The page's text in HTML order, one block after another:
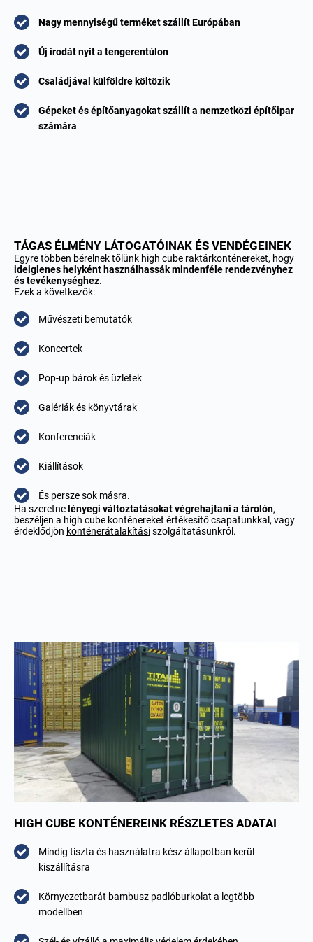
Nagy mennyiségű terméket szállít Európában
Új irodát nyit a tengerentúlon
Családjával külföldre költözik
Gépeket és építőanyagokat szállít a nemzetközi építőipar
számára
TÁGAS ÉLMÉNY LÁTOGATÓINAK ÉS VENDÉGEINEK
Egyre többen bérelnek tőlünk high cube raktárkonténereket, hogy
ideiglenes helyként használhassák mindenféle rendezvényhez
és tevékenységhez.
Ezek a következők:
Művészeti bemutatók
Koncertek
Pop-up bárok és üzletek
Galériák és könyvtárak
Konferenciák
Kiállítások
És persze sok másra.
Ha szeretne lényegi változtatásokat végrehajtani a tárolón,
beszéljen a high cube konténereket értékesítőcsapatunkkal, vagy
érdeklődjön konténerátalakításiszolgáltatásunkról.
HIGH CUBE KONTÉNEREINK RÉSZLETES ADATAI
Mindig tiszta és használatra kész állapotban kerül
kiszállításra
Környezetbarát bambusz padlóburkolat a legtöbb
modellben